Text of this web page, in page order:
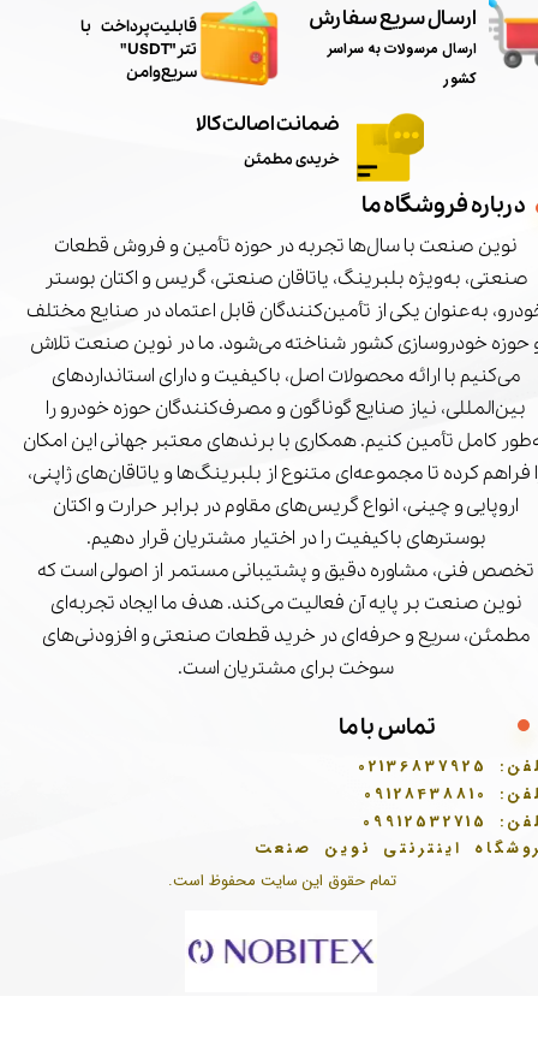
تمام حقوق این سایت محفوظ است.
ارسال سریع سفارش
ارسال مرسولات به سراسر
کشور
ضمانت اصالت کالا
خریدی مطمئن
درباره فروشگاه ما
نوین صنعت با سال‌ها تجربه در حوزه تأمین و فروش قطعات
صنعتی، به‌ویژه بلبرینگ، یاتاقان صنعتی، گریس و اکتان بوستر
به‌عنوان یکی از تأمین‌کنندگان قابل اعتماد در صنایع مختلف
حوزه خودروسازی کشور شناخته می‌شود. ما در نوین صنعت تلاش
می‌کنیم با ارائه محصولات اصل، باکیفیت و دارای استانداردهای
بین‌المللی، نیاز صنایع گوناگون و مصرف‌کنندگان حوزه خودرو را
کامل تأمین کنیم. همکاری با برندهای معتبر جهانی این امکان
فراهم کرده تا مجموعه‌ای متنوع از بلبرینگ‌ها و یاتاقان‌های ژاپنی،
اروپایی و چینی، انواع گریس‌های مقاوم در برابر حرارت و اکتان
بوسترهای باکیفیت را در اختیار مشتریان قرار دهیم.
تخصص فنی، مشاوره دقیق و پشتیبانی مستمر از اصولی است که
نوین صنعت بر پایه آن فعالیت می‌کند. هدف ما ایجاد تجربه‌ای
مطمئن، سریع و حرفه‌ای در خرید قطعات صنعتی و افزودنی‌های
سوخت برای مشتریان است.
تماس با ما
02136837925
09128438810
09912532715
اینترنتی نوین صنعت
​قابلیت پرداخت با
تتر"USDT"
سریع و امن